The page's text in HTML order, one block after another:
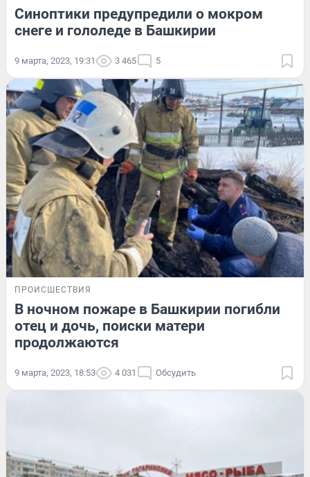
Синоптики предупредили о мокром
снеге и гололеде в Башкирии
9 марта, 2023, 19:31 3 465 5
ПРОИСШЕСТВИЯ
В ночном пожаре в Башкирии погибли
отец и дочь, поиски матери
продолжаются
9 марта, 2023, 18:53 4 031 Обсудить